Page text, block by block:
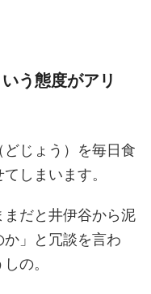
う態度がアリ
じょう）を毎日食
しまいます。
だと井伊谷から泥
」と冗談を言わ
の。